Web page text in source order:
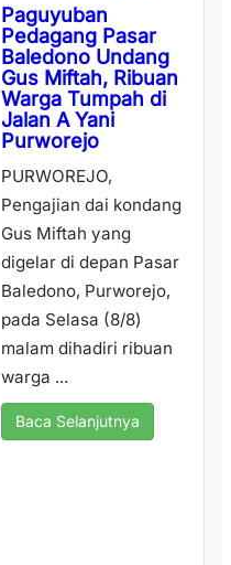
Paguyuban
Pedagang Pasar
Baledono Undang
Gus Miftah, Ribuan
Warga Tumpah di
Jalan A Yani
Purworejo
PURWOREJO,
Pengajian dai kondang
Gus Miftah yang
digelar di depan Pasar
Baledono, Purworejo,
pada Selasa (8/8)
malam dihadiri ribuan
warga ...
Baca Selanjutnya